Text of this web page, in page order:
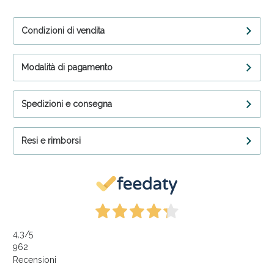
Condizioni di vendita
Modalità di pagamento
Spedizioni e consegna
Resi e rimborsi
4,3/5
962
Recensioni